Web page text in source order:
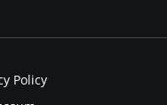
Policy